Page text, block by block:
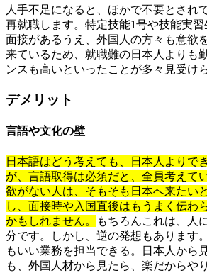
人手不足になると、ほかで不要とされ
再就職します。特定技能1号や技能実
面接があるうえ、外国人の方々も意欲
来ているため、就職難の日本人よりも
ンスも高いといったことが多々見受け
デメリット
言語や文化の壁
日本語はどう考えても、日本人よりで
が、言語取得は必須だと、全員考えて
欲がない人は、そもそも日本へ来たい
し、面接時や入国直後はもうまく伝わ
かもしれません。
もちろんこれは、人
分です。しかし、逆の発想もあります
もいい業務を担当できる。日本人から
も、外国人材から見たら、楽だからや